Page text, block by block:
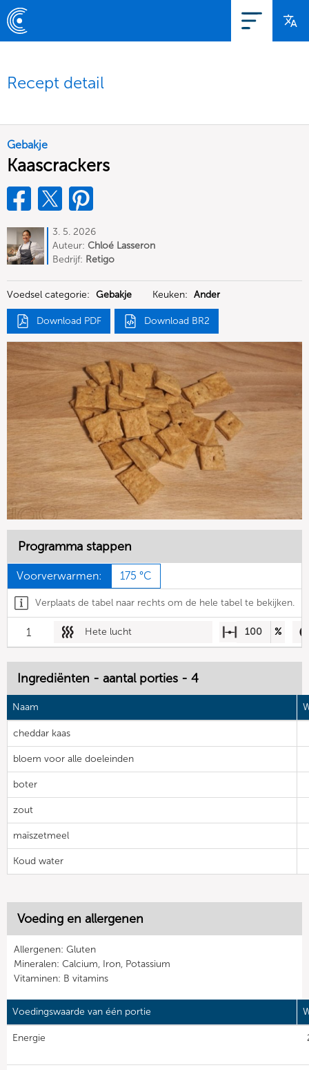
Recept detail
Gebakje
Kaascrackers
3. 5. 2026
Auteur: Chloé Lasseron
Bedrijf: Retigo
Voedsel categorie: Gebakje Keuken: Ander
Download PDF Download BR2
Programma stappen
Voorverwarmen: 175 °C
Verplaats de tabel naar rechts om de hele tabel te bekijken.
1 Hete lucht 100 %
Ingrediënten - aantal porties - 4
Naam
cheddar kaas
bloem voor alle doeleinden
boter
zout
maïszetmeel
Koud water
Voeding en allergenen
Allergenen: Gluten
Mineralen: Calcium, Iron, Potassium
Vitaminen: B vitamins
Voedingswaarde van één portie
Energie